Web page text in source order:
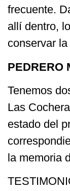
frecuente.
allí dentro,
conservar
PEDRERO
Tenemos
Las
estado del
la memoria